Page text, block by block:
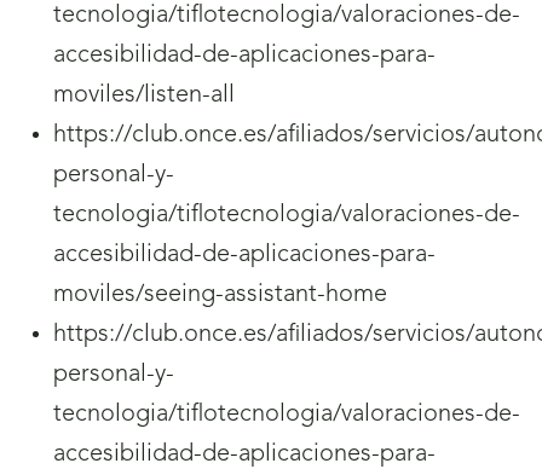
tecnologia/tiflotecnologia/valoraciones-de-
accesibilidad-de-aplicaciones-para-
moviles/listen-all
https://club.once.es/afiliados/servicios/
personal-y-
tecnologia/tiflotecnologia/valoraciones-de-
accesibilidad-de-aplicaciones-para-
moviles/seeing-assistant-home
https://club.once.es/afiliados/servicios/
personal-y-
tecnologia/tiflotecnologia/valoraciones-de-
accesibilidad-de-aplicaciones-para-